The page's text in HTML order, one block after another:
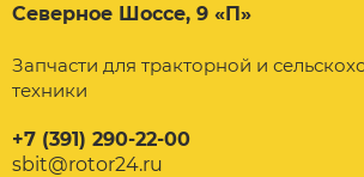
Северное Шоссе, 9 «П»
Запчасти для тракторной и
техники
+7 (391) 290-22-00
sbit@rotor24.ru